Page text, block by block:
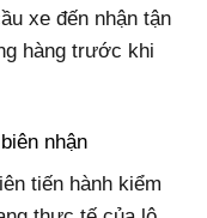
xe đến nhận tận
hàng trước khi
nhận
tiến hành kiểm